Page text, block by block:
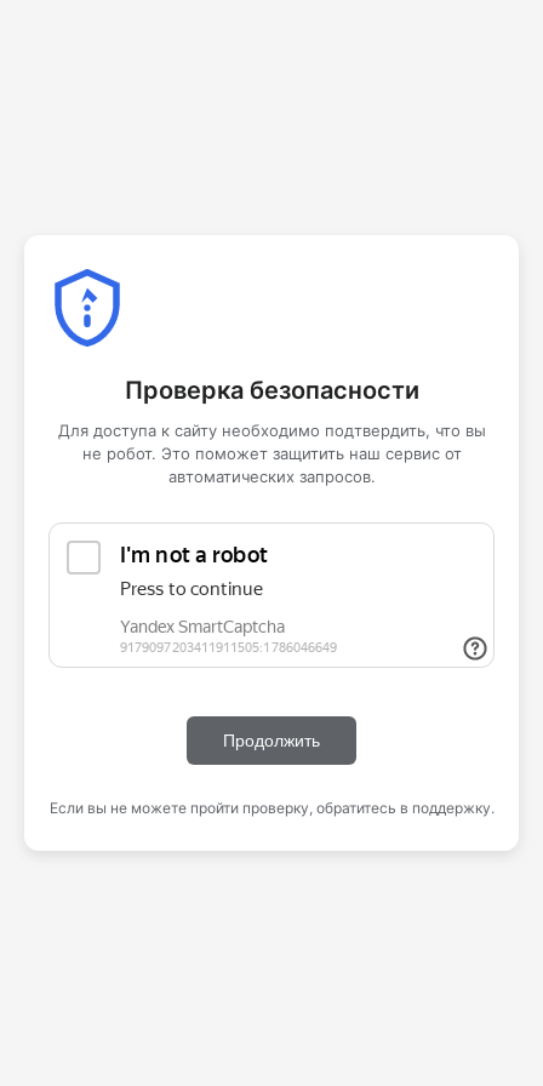
Проверка безопасности
Для доступа к сайту необходимо подтвердить, что вы
не робот. Это поможет защитить наш сервис от
автоматических запросов.
Продолжить
Если вы не можете пройти проверку, обратитесь в поддержку.